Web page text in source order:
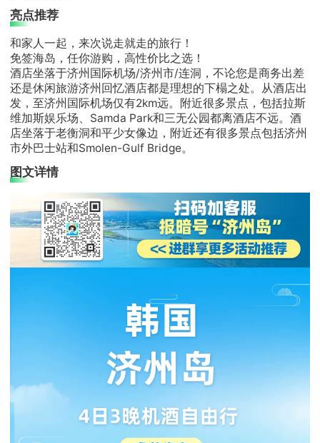
亮点推荐
和家人一起，来次说走就走的旅行！
免签海岛，任你游购，高性价比之选！
酒店坐落于济州国际机场/济州市/连洞，不论您是商务出差
还是休闲旅游济州回忆酒店都是理想的下榻之处。从酒店出
发，至济州国际机场仅有2km远。附近很多景点，包括拉斯
维加斯娱乐场、Samda Park和三无公园都离酒店不远。酒
店坐落于老衡洞和平少女像边，附近还有很多景点包括济州
市外巴士站和Smolen-Gulf Bridge。
图文详情